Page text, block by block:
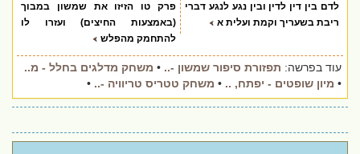
לדם בין דין לדין ובין נגע לנגע דברי
ריבת בשעריך וקמת ועלית א
פרק טו הזיזו את שמשון במבוך
(באמצעות החיצים) ועזרו לו
להתחמק מהפלש
עוד בפרשה: תפזורת סיפור שמשון -.. • משחק מדלגים בחלל - מ..
• מיון שופטים - יפתח, .. • משחק טטריס טריוויה -.. •